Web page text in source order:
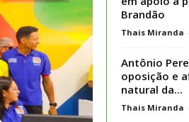
Brandão
Thais Miranda
Antônio
oposição e
natural da...
Thais Miranda